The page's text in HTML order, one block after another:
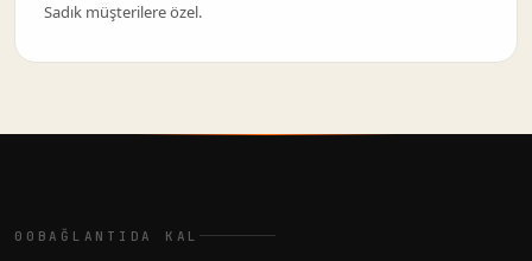
Sadık müşterilere özel.
00 BAĞLANTIDA KAL